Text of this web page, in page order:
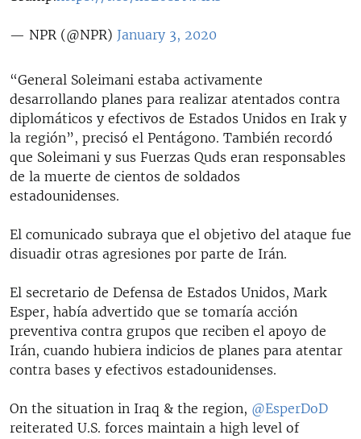
— NPR (@NPR) January 3, 2020
“General Soleimani estaba activamente
desarrollando planes para realizar atentados contra
diplomáticos y efectivos de Estados Unidos en Irak y
la región”, precisó el Pentágono. También recordó
que Soleimani y sus Fuerzas Quds eran responsables
de la muerte de cientos de soldados
estadounidenses.
El comunicado subraya que el objetivo del ataque fue
disuadir otras agresiones por parte de Irán.
El secretario de Defensa de Estados Unidos, Mark
Esper, había advertido que se tomaría acción
preventiva contra grupos que reciben el apoyo de
Irán, cuando hubiera indicios de planes para atentar
contra bases y efectivos estadounidenses.
On the situation in Iraq & the region, @EsperDoD
reiterated U.S. forces maintain a high level of